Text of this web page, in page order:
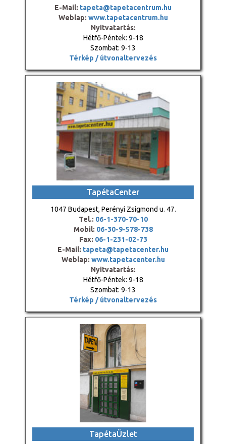
E-Mail: tapeta@tapetacentrum.hu
Weblap: www.tapetacentrum.hu
Nyitvatartás:
Hétfő-Péntek: 9-18
Szombat: 9-13
Térkép / útvonaltervezés
TapétaCenter
1047 Budapest, Perényi Zsigmond u. 47.
Tel.: 06-1-370-70-10
Mobil: 06-30-9-578-738
Fax: 06-1-231-02-73
E-Mail: tapeta@tapetacenter.hu
Weblap: www.tapetacenter.hu
Nyitvatartás:
Hétfő-Péntek: 9-18
Szombat: 9-13
Térkép / útvonaltervezés
TapétaÜzlet